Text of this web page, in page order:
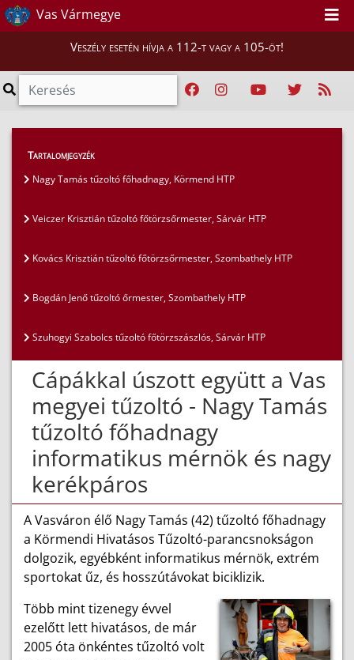
Vas Vármegye
Veszély esetén hívja a 112-t vagy a 105-öt!
Híreink >
Ki van az álarc mögött? - Cikksorozat a vármegye
> Nagy Tamás tűzoltó főhadnagy, Körmend HTP
Tartalomjegyzék
Nagy Tamás tűzoltó főhadnagy, Körmend HTP
Veiczer Krisztián tűzoltó főtörzsőrmester, Sárvár HTP
Kovács Krisztián tűzoltó főtörzsőrmester, Szombathely HTP
Bogdán Jenő tűzoltó őrmester, Szombathely HTP
Szuhogyi Szabolcs tűzoltó főtörzszászlós, Sárvár HTP
Cápákkal úszott együtt a Vas
megyei tűzoltó - Nagy Tamás
tűzoltó főhadnagy
informatikus mérnök és nagy
kerékpáros
A Vasváron élő Nagy Tamás (42) tűzoltó főhadnagy
a Körmendi Hivatásos Tűzoltó-parancsnokságon
dolgozik, egyébként informatikus mérnök, extrém
sportokat űz, és hosszútávokat biciklizik.
Több mint tizenegy évvel
ezelőtt lett hivatásos, de már
2005 óta önkéntes tűzoltó volt